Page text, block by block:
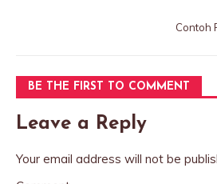
Contoh
BE THE FIRST TO COMMENT
Leave a Reply
Your email address will not be